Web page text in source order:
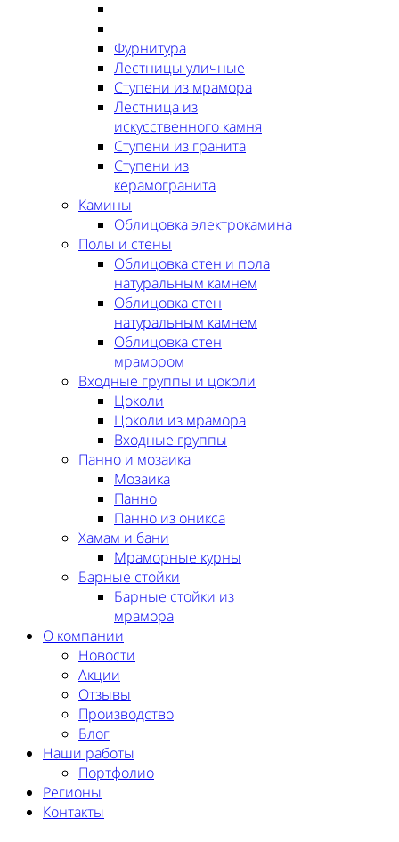
Фурнитура
Лестницы уличные
Ступени из мрамора
Лестница из
искусственного камня
Ступени из гранита
Ступени из
керамогранита
Камины
Облицовка электрокамина
Полы и стены
Облицовка стен и пола
натуральным камнем
Облицовка стен
натуральным камнем
Облицовка стен
мрамором
Входные группы и цоколи
Цоколи
Цоколи из мрамора
Входные группы
Панно и мозаика
Мозаика
Панно
Панно из оникса
Хамам и бани
Мраморные курны
Барные стойки
Барные стойки из
мрамора
О компании
Новости
Акции
Отзывы
Производство
Блог
Наши работы
Портфолио
Регионы
Контакты